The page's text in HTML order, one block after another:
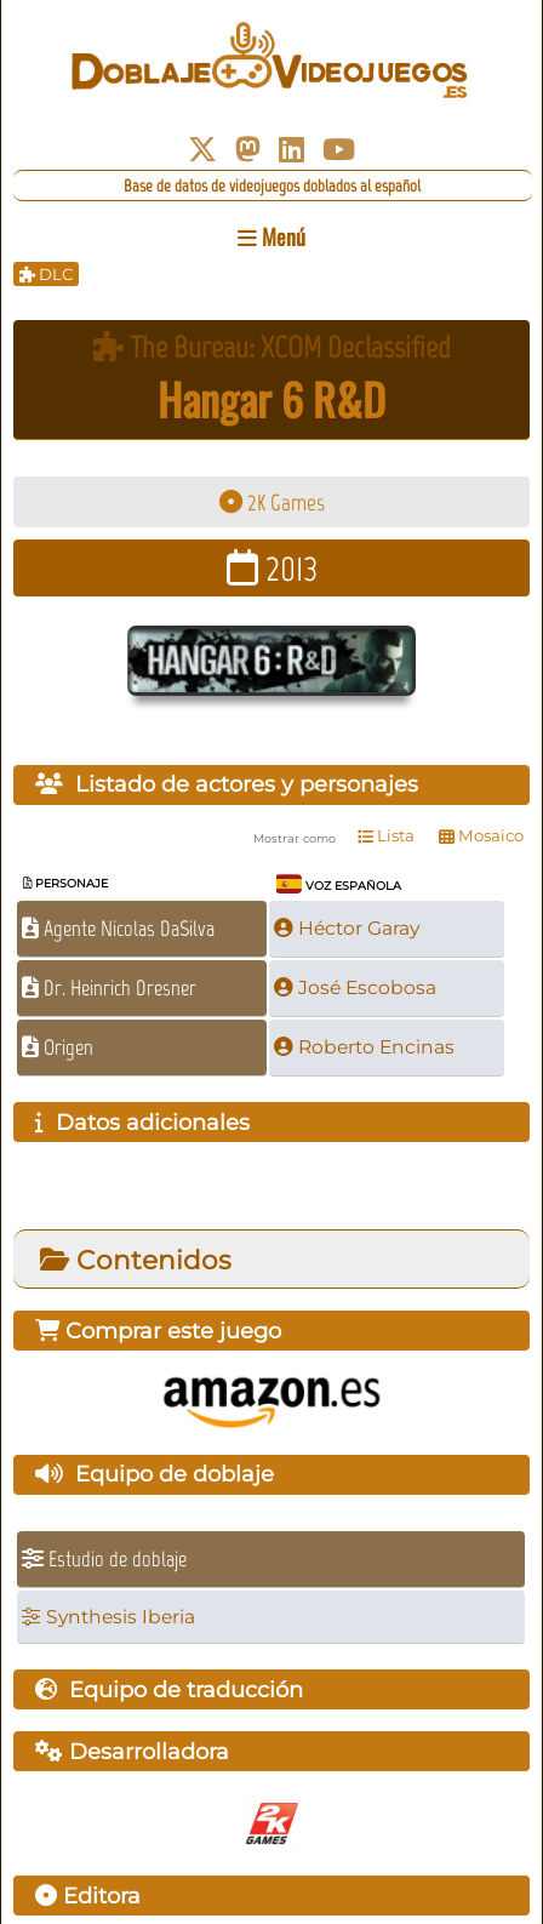
Base de datos de videojuegos doblados al español
Menú
DLC
The Bureau: XCOM Declassified
Hangar 6 R&D
2K Games
2013
Listado de actores y personajes
Mostrar como Lista Mosaico
PERSONAJE VOZ ESPAÑOLA
Agente Nicolas DaSilva Héctor Garay
Dr. Heinrich Dresner José Escobosa
Origen Roberto Encinas
Datos adicionales
Contenidos
Comprar este juego
Equipo de doblaje
Estudio de doblaje
Synthesis Iberia
Equipo de traducción
Desarrolladora
Editora